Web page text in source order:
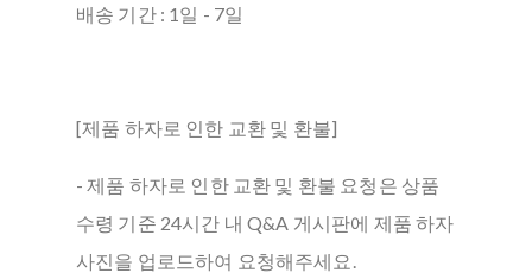
배송 기간 : 1일 - 7일
[제품 하자로 인한 교환 및 환불]
- 제품 하자로 인한 교환 및 환불 요청은 상품
수령 기준 24시간 내 Q&A 게시판에 제품 하자
사진을 업로드하여 요청해주세요.